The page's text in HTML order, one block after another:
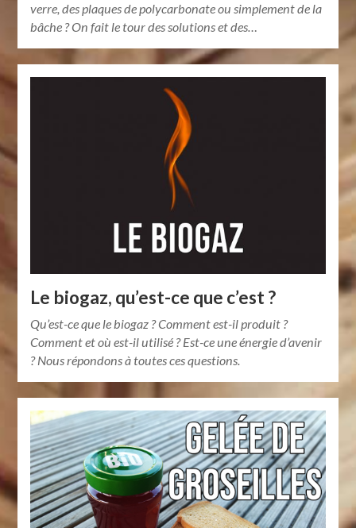
verre, des plaques de polycarbonate ou simplement de la
bâche ? On fait le tour des solutions et des…
Le biogaz, qu’est-ce que c’est ?
Qu’est-ce que le biogaz ? Comment est-il produit ?
Comment et où est-il utilisé ? Est-ce une énergie d’avenir
? Nous répondons à toutes ces questions.